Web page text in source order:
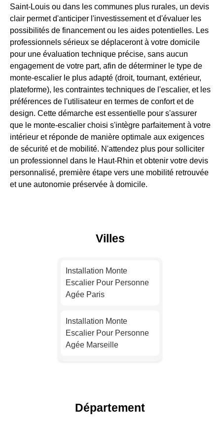
Saint-Louis ou dans les communes plus rurales, un devis
clair permet d'anticiper l'investissement et d'évaluer les
possibilités de financement ou les aides potentielles. Les
professionnels sérieux se déplaceront à votre domicile
pour une évaluation technique précise, sans aucun
engagement de votre part, afin de déterminer le type de
monte-escalier le plus adapté (droit, tournant, extérieur,
plateforme), les contraintes techniques de l'escalier, et les
préférences de l'utilisateur en termes de confort et de
design. Cette démarche est essentielle pour s'assurer
que le monte-escalier choisi s'intègre parfaitement à votre
intérieur et réponde de manière optimale aux exigences
de sécurité et de mobilité. N'attendez plus pour solliciter
un professionnel dans le Haut-Rhin et obtenir votre devis
personnalisé, première étape vers une mobilité retrouvée
et une autonomie préservée à domicile.
Villes
Installation Monte
Escalier Pour Personne
Agée Paris
Installation Monte
Escalier Pour Personne
Agée Marseille
Département